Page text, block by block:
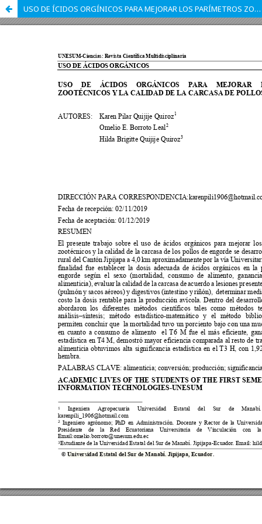
USO DE ÍCIDOS ORGÍNICOS PARA MEJORAR LOS PARÍMETROS ZOOTÉCNICOS Y LA CALIDAD DE LA CARCASA DE POLLOS DE ENGORDE